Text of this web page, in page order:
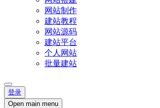
网站制作
建站教程
网站源码
建站平台
个人网站
批量建站
登录
Open main menu